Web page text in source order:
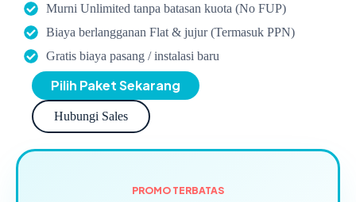
Murni Unlimited tanpa batasan kuota (No FUP)
Biaya berlangganan Flat & jujur (Termasuk PPN)
Gratis biaya pasang / instalasi baru
Pilih Paket Sekarang
Hubungi Sales
PROMO TERBATAS